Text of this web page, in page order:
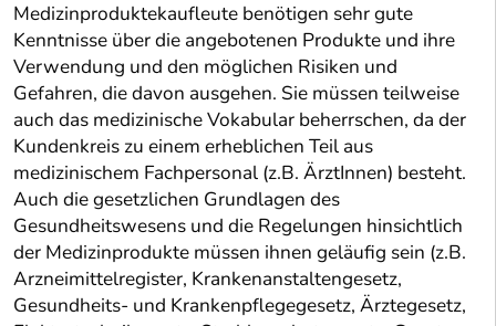
Medizinproduktekaufleute benötigen sehr gute
Kenntnisse über die angebotenen Produkte und ihre
Verwendung und den möglichen Risiken und
Gefahren, die davon ausgehen. Sie müssen teilweise
auch das medizinische Vokabular beherrschen, da der
Kundenkreis zu einem erheblichen Teil aus
medizinischem Fachpersonal (z.B. ÄrztInnen) besteht.
Auch die gesetzlichen Grundlagen des
Gesundheitswesens und die Regelungen hinsichtlich
der Medizinprodukte müssen ihnen geläufig sein (z.B.
Arzneimittelregister, Krankenanstaltengesetz,
Gesundheits- und Krankenpflegegesetz, Ärztegesetz,